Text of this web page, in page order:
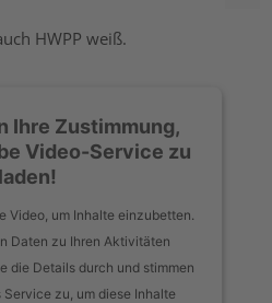
HWPP weiß.
Ihre Zustimmung,
Video-Service zu
laden!
Video, um Inhalte einzubetten.
Daten zu Ihren Aktivitäten
die Details durch und stimmen
zu, um diese Inhalte